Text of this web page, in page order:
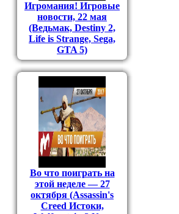
Игромания! Игровые
новости, 22 мая
(Ведьмак, Destiny 2,
Life is Strange, Sega,
GTA 5)
Во что поиграть на
этой неделе — 27
октября (Assassin's
Creed Истоки,